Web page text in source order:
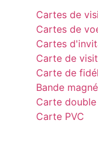
Cartes de
Cartes de
Cartes
Carte de
Carte de
Bande
Carte
Carte PVC